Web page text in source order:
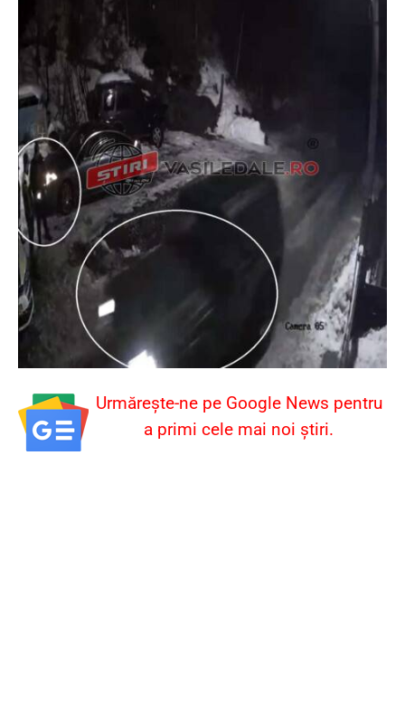
Urmărește-ne pe Google News pentru
a primi cele mai noi știri.